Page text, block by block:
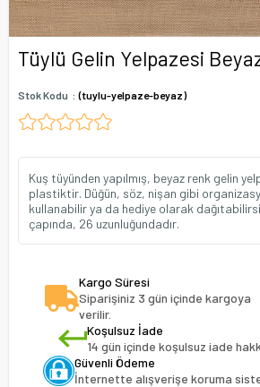
Tüylü Gelin Yelpazesi
Stok Kodu (tuylu-yelpaze-beyaz)
Kuş tüyünden yapılmış, beyaz renk gelin
plastiktir. Düğün, söz, nişan gibi
kullanabilir ya da hediye olarak
çapında, 26 uzunluğundadır.
Kargo Süresi
Siparişiniz 3 gün içinde kargoya
verilir.
Koşulsuz İade
14 gün içinde koşulsuz iade
Güvenli Ödeme
İnternette alışverişe koruma